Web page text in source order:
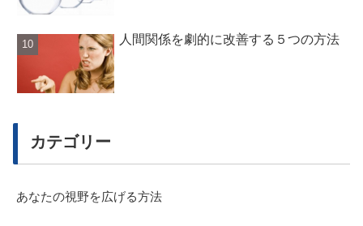
人間関係を劇的に改善する５つの方法
カテゴリー
あなたの視野を広げる方法